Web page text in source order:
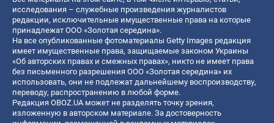
исследования – служебные произведения журналистов
редакции, исключительные имущественные права на которые
принадлежат ООО «Золотая середина».
На все опубликованные фотоматериалы Getty Images редакция
имеет имущественные права, защищаемые законом Украины
«Об авторских правах и смежных правах», никто не имеет права
без письменного разрешения ООО «Золотая середина» их
использовать, они не подлежат дальнейшему воспроизводству,
переводу, распространению в любой форме.
Редакция OBOZ.UA может не разделять точку зрения,
изложенную в авторском материале. За достоверность